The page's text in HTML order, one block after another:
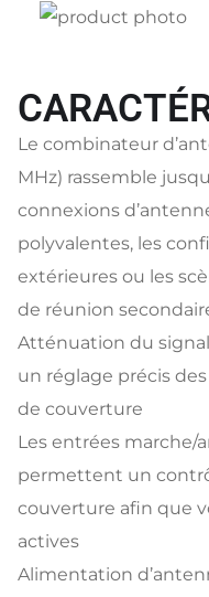
Le combinateur
MHz) rassemble
connexions
polyvalentes, les
extérieures ou les
de réunion
Atténuation du
un réglage précis
de couverture
Les entrées marche/
permettent un
couverture afin que
actives
Alimentation